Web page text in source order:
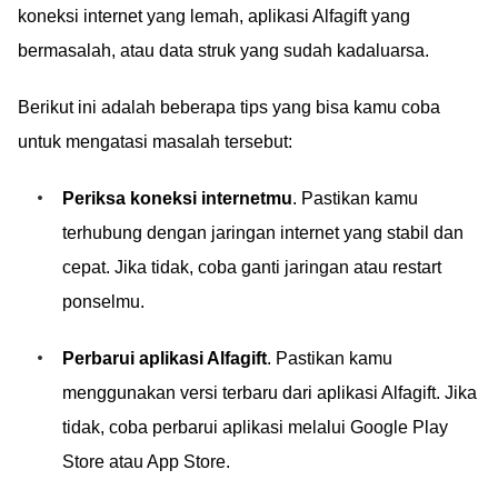
koneksi internet yang lemah, aplikasi Alfagift yang
bermasalah, atau data struk yang sudah kadaluarsa.
Berikut ini adalah beberapa tips yang bisa kamu coba
untuk mengatasi masalah tersebut:
Periksa koneksi internetmu. Pastikan kamu
terhubung dengan jaringan internet yang stabil dan
cepat. Jika tidak, coba ganti jaringan atau restart
ponselmu.
Perbarui aplikasi Alfagift. Pastikan kamu
menggunakan versi terbaru dari aplikasi Alfagift. Jika
tidak, coba perbarui aplikasi melalui Google Play
Store atau App Store.